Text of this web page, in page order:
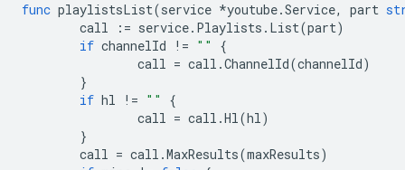
func playlistsList(service *youtube.Service, part
call
:= service. Playlists . List(part)
if channelId != ""
{
call = call .ChannelId(channelId)
}
if hl != ""
{
call = call .Hl(hl)
}
call = call .MaxResults(maxResults)